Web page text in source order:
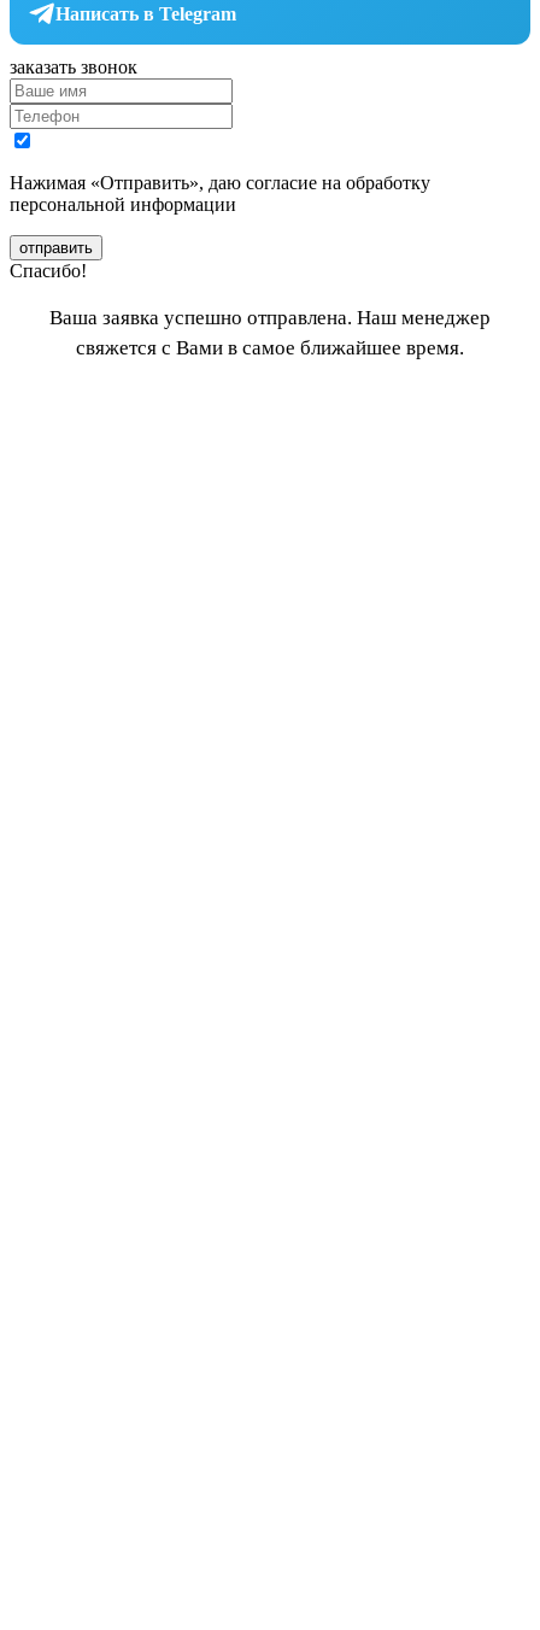
Написать в Telegram
заказать звонок
Нажимая «Отправить», даю согласие на обработку
персональной информации
отправить
Спасибо!
Ваша заявка успешно отправлена. Наш менеджер
свяжется с Вами в самое ближайшее время.